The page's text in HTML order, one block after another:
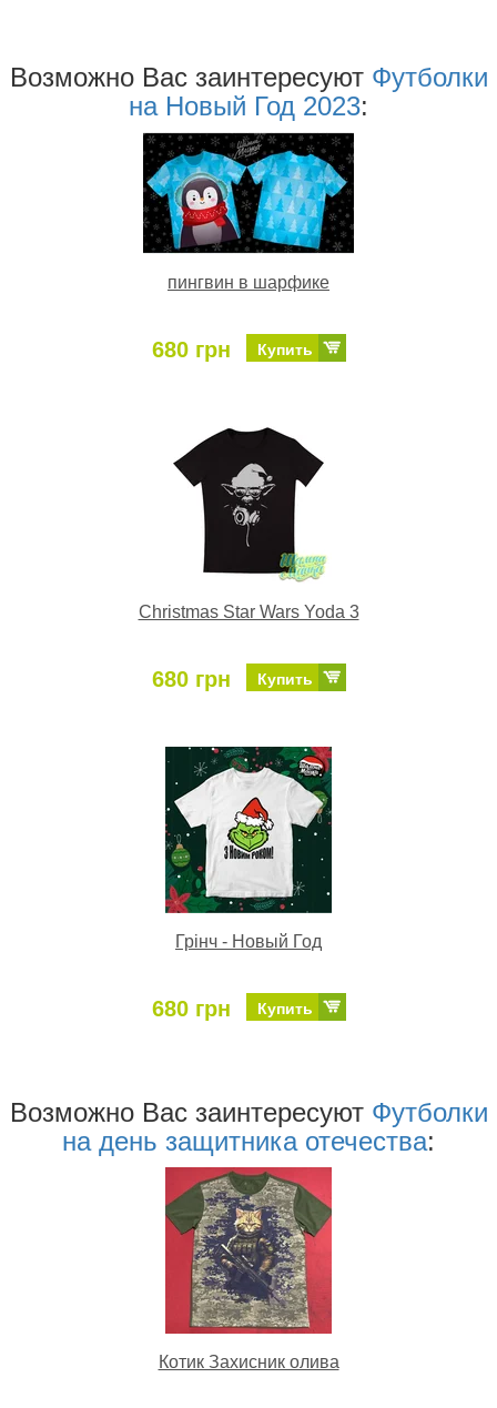
Возможно Ваc заинтересуют Футболки
на Новый Год 2023:
пингвин в шарфике
680 грн Купить
Christmas Star Wars Yoda 3
680 грн Купить
Грінч - Новый Год
680 грн Купить
Возможно Ваc заинтересуют Футболки
на день защитника отечества:
Котик Захисник олива